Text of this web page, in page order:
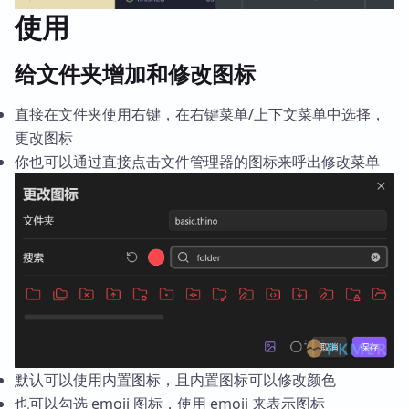
使用
给文件夹增加和修改图标
直接在文件夹使用右键，在右键菜单/上下文菜单中选择，
更改图标
你也可以通过直接点击文件管理器的图标来呼出修改菜单
默认可以使用内置图标，且内置图标可以修改颜色
也可以勾选 emoji 图标，使用 emoji 来表示图标